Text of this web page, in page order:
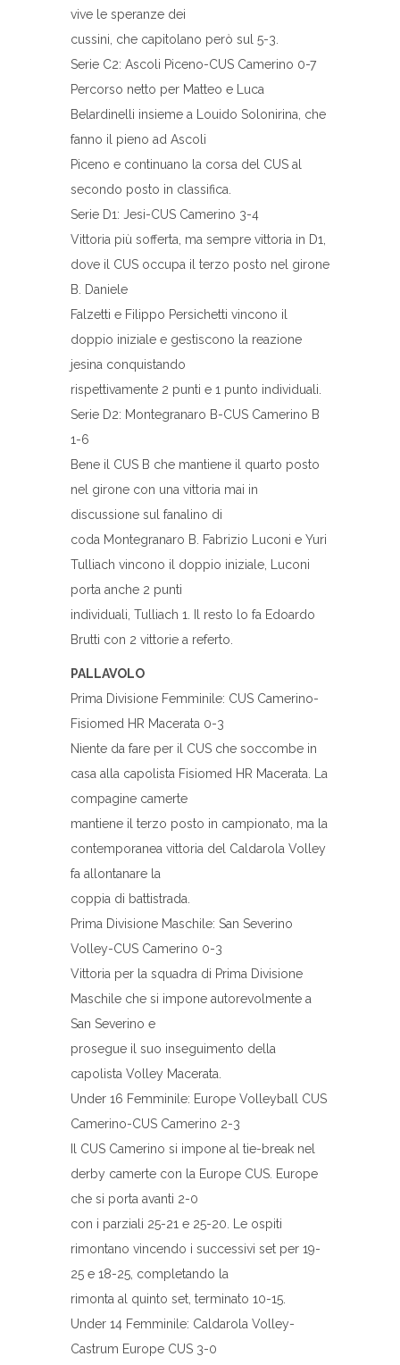
vive le speranze dei
cussini, che capitolano però sul 5-3.
Serie C2: Ascoli Piceno-CUS Camerino 0-7
Percorso netto per Matteo e Luca
Belardinelli insieme a Louido Solonirina, che
fanno il pieno ad Ascoli
Piceno e continuano la corsa del CUS al
secondo posto in classifica.
Serie D1: Jesi-CUS Camerino 3-4
Vittoria più sofferta, ma sempre vittoria in D1,
dove il CUS occupa il terzo posto nel girone
B. Daniele
Falzetti e Filippo Persichetti vincono il
doppio iniziale e gestiscono la reazione
jesina conquistando
rispettivamente 2 punti e 1 punto individuali.
Serie D2: Montegranaro B-CUS Camerino B
1-6
Bene il CUS B che mantiene il quarto posto
nel girone con una vittoria mai in
discussione sul fanalino di
coda Montegranaro B. Fabrizio Luconi e Yuri
Tulliach vincono il doppio iniziale, Luconi
porta anche 2 punti
individuali, Tulliach 1. Il resto lo fa Edoardo
Brutti con 2 vittorie a referto.
PALLAVOLO
Prima Divisione Femminile: CUS Camerino-
Fisiomed HR Macerata 0-3
Niente da fare per il CUS che soccombe in
casa alla capolista Fisiomed HR Macerata. La
compagine camerte
mantiene il terzo posto in campionato, ma la
contemporanea vittoria del Caldarola Volley
fa allontanare la
coppia di battistrada.
Prima Divisione Maschile: San Severino
Volley-CUS Camerino 0-3
Vittoria per la squadra di Prima Divisione
Maschile che si impone autorevolmente a
San Severino e
prosegue il suo inseguimento della
capolista Volley Macerata.
Under 16 Femminile: Europe Volleyball CUS
Camerino-CUS Camerino 2-3
Il CUS Camerino si impone al tie-break nel
derby camerte con la Europe CUS. Europe
che si porta avanti 2-0
con i parziali 25-21 e 25-20. Le ospiti
rimontano vincendo i successivi set per 19-
25 e 18-25, completando la
rimonta al quinto set, terminato 10-15.
Under 14 Femminile: Caldarola Volley-
Castrum Europe CUS 3-0